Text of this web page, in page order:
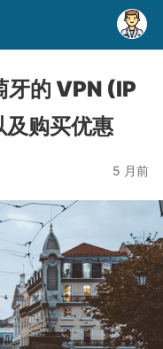
的 VPN (IP
购买优惠
5 月前